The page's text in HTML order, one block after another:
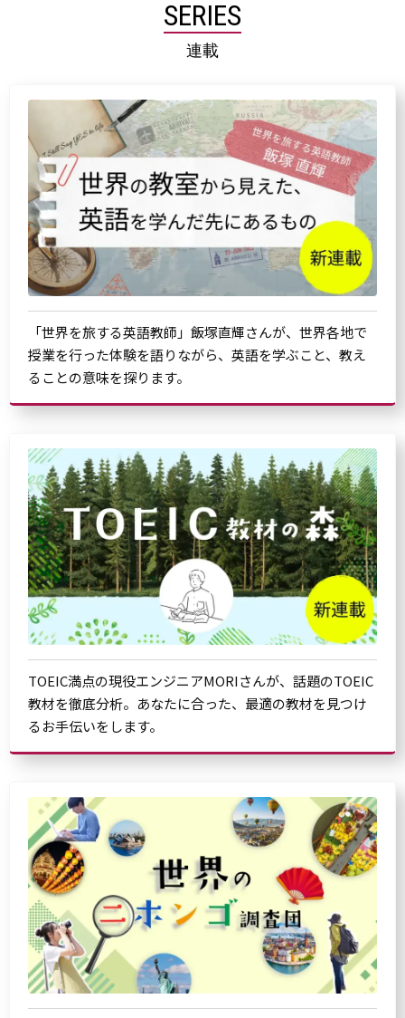
SERIES
連載
「世界を旅する英語教師」飯塚直輝さんが、世界各地で
授業を行った体験を語りながら、英語を学ぶこと、教え
ることの意味を探ります。
TOEIC満点の現役エンジニアMORIさんが、話題のTOEIC
教材を徹底分析。あなたに合った、最適の教材を見つけ
るお手伝いをします。